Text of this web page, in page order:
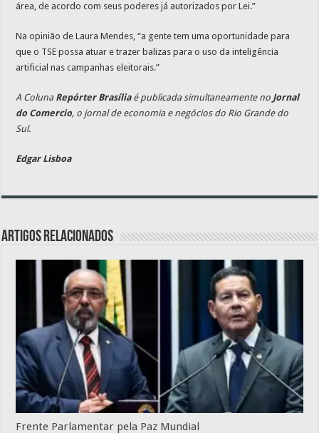
área, de acordo com seus poderes já autorizados por Lei.”
Na opinião de Laura Mendes, “a gente tem uma oportunidade para
que o TSE possa atuar e trazer balizas para o uso da inteligência
artificial nas campanhas eleitorais.”
A Coluna Repórter Brasíliaé publicada simultaneamente no Jornal
do Comercio, o jornal de economia e negócios do Rio Grande do
Sul.
Edgar Lisboa
Artigos relacionados
Frente Parlamentar pela Paz Mundial